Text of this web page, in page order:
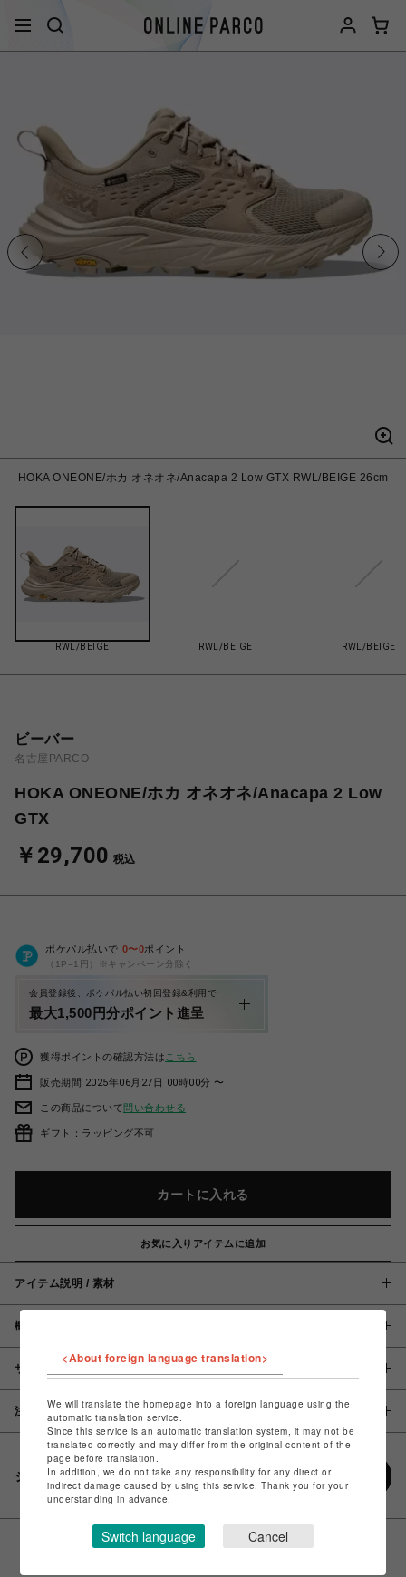
HOKA ONEONE/ホカ オネオネ/Anacapa 2 Low GTX RWL/BEIGE 26cm
RWL/BEIGE RWL/BEIGE RWL/BEIGE
ビーバー
名古屋PARCO
HOKA ONEONE/ホカ オネオネ/Anacapa 2 Low
GTX
￥29,700 税込
ポケパル払いで 0〜0ポイント
（1P=1円）※キャンペーン分除く
会員登録後、ポケパル払い初回登録&利用で
最大1,500円分ポイント進呈
獲得ポイントの確認方法は こちら
販売期間 2025年06月27日 00時00分 〜
この商品について問い合わせる
ギフト：ラッピング不可
カートに入れる
お気に入りアイテムに追加
アイテム説明 / 素材
概要
サイズ
注意事項
シェアする
<About foreign language translation>
We will translate the homepage into a foreign language using the
automatic translation service.
Since this service is an automatic translation system, it may not be
translated correctly and may differ from the original content of the
page before translation.
In addition, we do not take any responsibility for any direct or
indirect damage caused by using this service. Thank you for your
understanding in advance.
Switch language Cancel